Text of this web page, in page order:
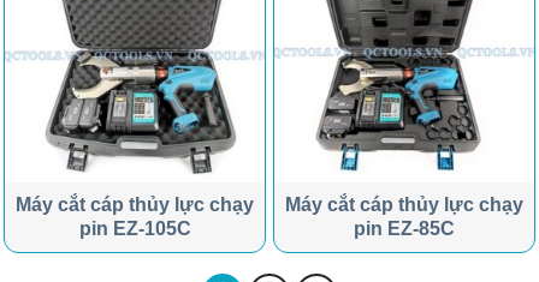
Máy cắt cáp thủy lực chạy
pin EZ-105C
Máy cắt cáp thủy lực chạy
pin EZ-85C